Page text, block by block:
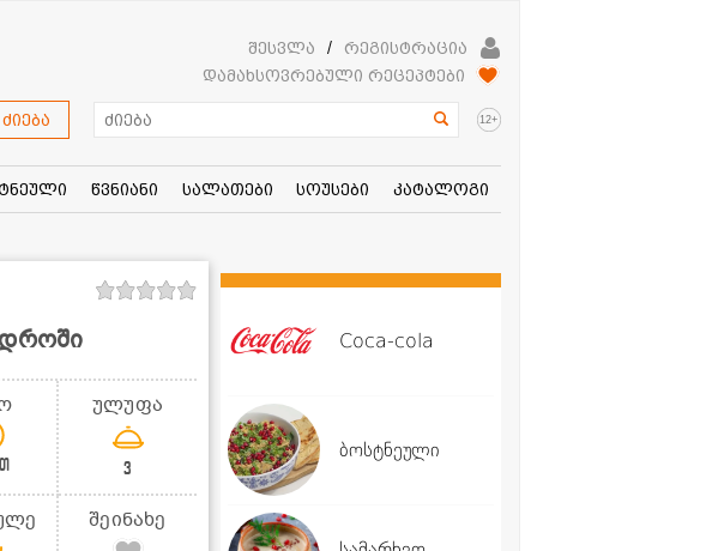
შესვლა /
რეგისტრაცია
დამახსოვრებული რეცეპტები
12+
წვნიანი სალათები სოუსები კატალოგი
ულუფა
3
შეინახე
Coca-cola
ბოსტნეული